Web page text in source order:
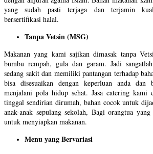
yang sudah pasti terjaga dan terjamin
bersertifikasi halal.
Tanpa Vetsin (MSG)
Makanan yang kami sajikan dimasak tanpa
bumbu rempah, gula dan garam. Jadi
sedang sakit dan memiliki pantangan terhadap
bisa disesuaikan dengan keperluan anda dan
menjalani pola hidup sehat. Jasa catering kami
tinggal sendirian dirumah, bahan cocok untuk
anak-anak sepulang sekolah, Bagi orangtua
untuk menyiapkan makanan.
Menu yang Bervariasi